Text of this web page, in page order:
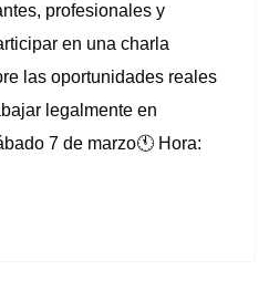
profesionales y
en una charla
las oportunidades reales
legalmente en
7 de marzo🕚 Hora: